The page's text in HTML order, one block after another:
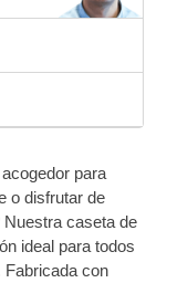
para
o disfrutar de
caseta de
ideal para todos
con